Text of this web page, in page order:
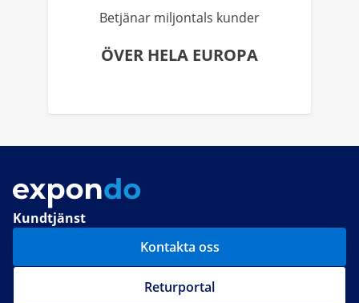
Betjänar miljontals kunder
ÖVER HELA EUROPA
Kundtjänst
Kontakta oss
Returportal